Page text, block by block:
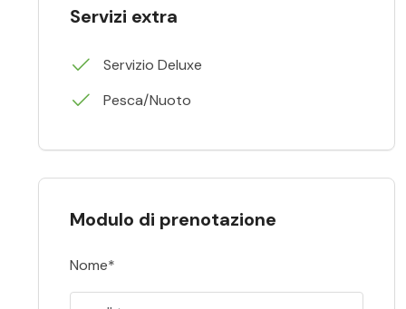
Servizi extra
Servizio Deluxe
Pesca/Nuoto
Modulo di prenotazione
Nome*